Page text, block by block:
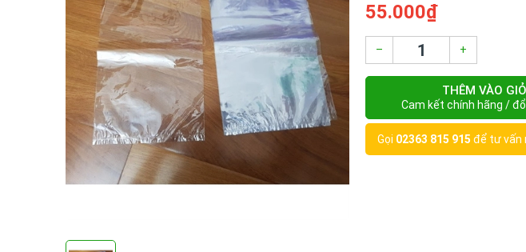
55.000₫
– +
THÊM VÀO GIỎ
Cam kết chính hãng /
Gọi 02363 815 915 để tư vấn